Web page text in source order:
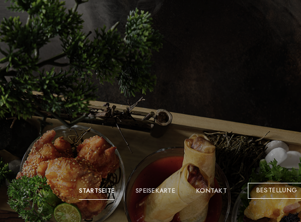
STARTSEITE SPEISEKARTE KONTAKT BESTELLUNG